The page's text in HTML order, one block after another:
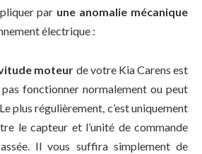
par une anomalie mécanique
électrique :
moteur de votre Kia Carens est
fonctionner normalement ou peut
plus régulièrement, c’est uniquement
le capteur et l’unité de commande
Il vous suffira simplement de